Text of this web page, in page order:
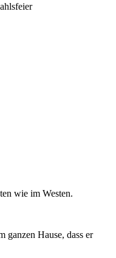
wie im Westen.
ganzen Hause, dass er